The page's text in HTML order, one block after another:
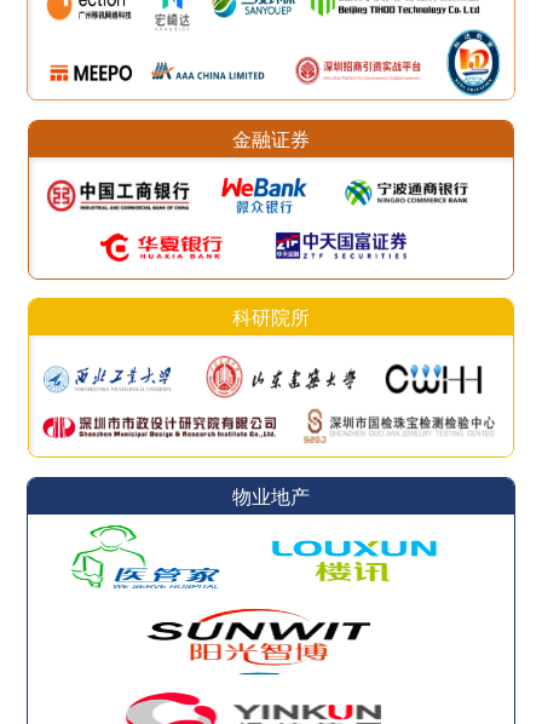
金融证券
科研院所
物业地产